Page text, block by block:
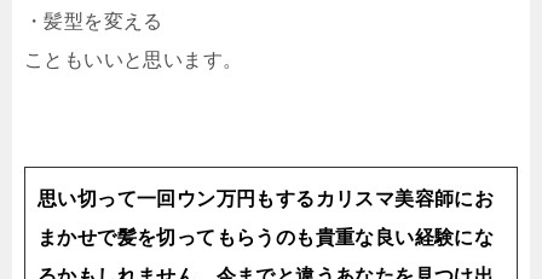
・髪型を変える
こともいいと思います。
思い切って一回ウン万円もするカリスマ美容師にお
まかせで髪を切ってもらうのも貴重な良い経験にな